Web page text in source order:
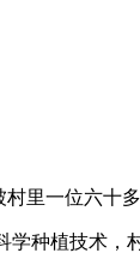
里一位六十多
种植技术